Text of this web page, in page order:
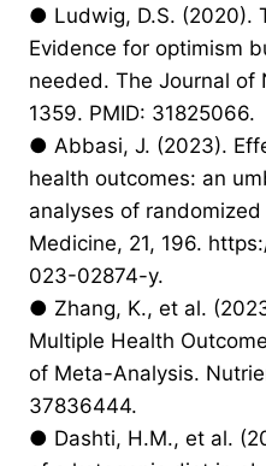
● Ludwig, D.S. (2020).
Evidence for optimism
needed. The Journal of
1359. PMID: 31825066.
● Abbasi, J. (2023).
health outcomes: an
analyses of
Medicine, 21, 196.
023-02874-y.
● Zhang, K., et al.
Multiple Health
of Meta-Analysis.
37836444.
● Dashti, H.M., et al.